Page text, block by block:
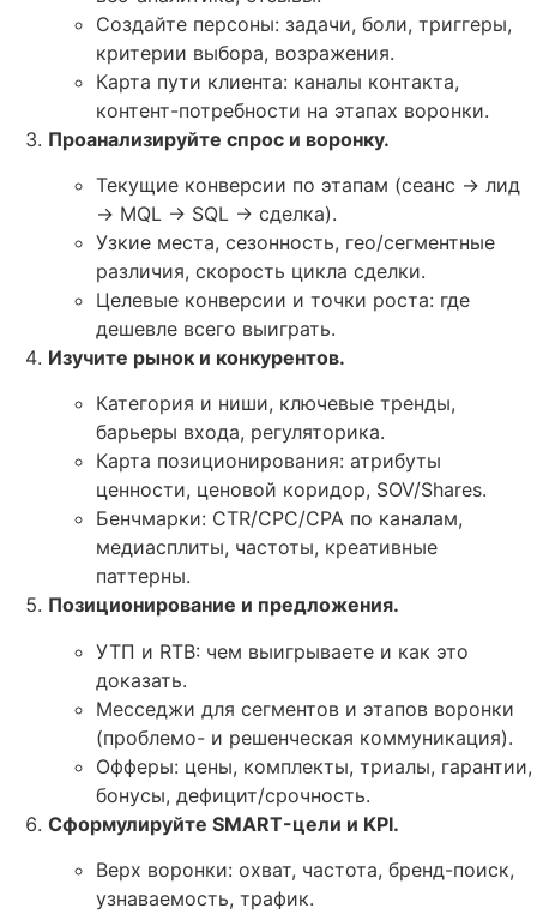
Создайте персоны: задачи, боли, триггеры,
критерии выбора, возражения.
Карта пути клиента: каналы контакта,
контент-потребности на этапах воронки.
Проанализируйте спрос и воронку.
Текущие конверсии по этапам (сеанс → лид
→ MQL → SQL → сделка).
Узкие места, сезонность, гео/сегментные
различия, скорость цикла сделки.
Целевые конверсии и точки роста: где
дешевле всего выиграть.
Изучите рынок и конкурентов.
Категория и ниши, ключевые тренды,
барьеры входа, регуляторика.
Карта позиционирования: атрибуты
ценности, ценовой коридор, SOV/Shares.
Бенчмарки: CTR/CPC/CPA по каналам,
медиасплиты, частоты, креативные
паттерны.
Позиционирование и предложения.
УТП и RTB: чем выигрываете и как это
доказать.
Месседжи для сегментов и этапов воронки
(проблемо- и решенческая коммуникация).
Офферы: цены, комплекты, триалы, гарантии,
бонусы, дефицит/срочность.
Сформулируйте SMART-цели и KPI.
Верх воронки: охват, частота, бренд-поиск,
узнаваемость, трафик.